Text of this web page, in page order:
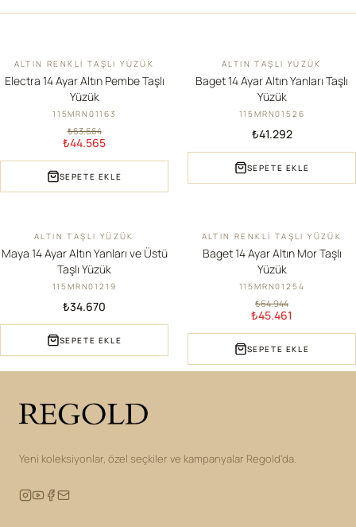
İNDIRIM
ALTIN RENKLI TAŞLI YÜZÜK
Electra 14 Ayar Altın Pembe Taşlı
Yüzük
115MRN01163
₺63.664
₺44.565
SEPETE EKLE
YENIALTIN TAŞLI YÜZÜK
Baget 14 Ayar Altın Yanları Taşlı
Yüzük
115MRN01526
₺41.292
SEPETE EKLE
YENIALTIN TAŞLI YÜZÜK
Maya 14 Ayar Altın Yanları ve Üstü
Taşlı Yüzük
115MRN01219
₺34.670
SEPETE EKLE
İNDIRIM
ALTIN RENKLI TAŞLI YÜZÜK
Baget 14 Ayar Altın Mor Taşlı
Yüzük
115MRN01254
₺64.944
₺45.461
SEPETE EKLE
Yeni koleksiyonlar, özel seçkiler ve kampanyalar Regold'da.